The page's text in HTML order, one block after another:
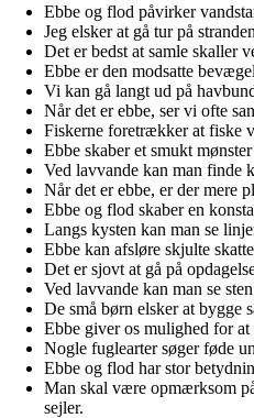
Ebbe og flod påvirker
Jeg elsker at gå tur på
Det er bedst at samle skaller
Ebbe er den modsatte
Vi kan gå langt ud på
Når det er ebbe, ser vi ofte
Fiskerne foretrækker at fiske
Ebbe skaber et smukt
Ved lavvande kan man finde
Når det er ebbe, er der mere
Ebbe og flod skaber en
Langs kysten kan man se
Ebbe kan afsløre skjulte
Det er sjovt at gå på
Ved lavvande kan man se
De små børn elsker at bygge
Ebbe giver os mulighed for at
Nogle fuglearter søger føde
Ebbe og flod har stor
Man skal være opmærksom
sejler.